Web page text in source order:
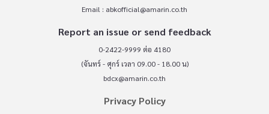
Email : abkofficial@amarin.co.th
Report an issue or send feedback
0-2422-9999 ต่อ 4180
(จันทร์ - ศุกร์ เวลา 09.00 - 18.00 น)
bdcx@amarin.co.th
Privacy Policy